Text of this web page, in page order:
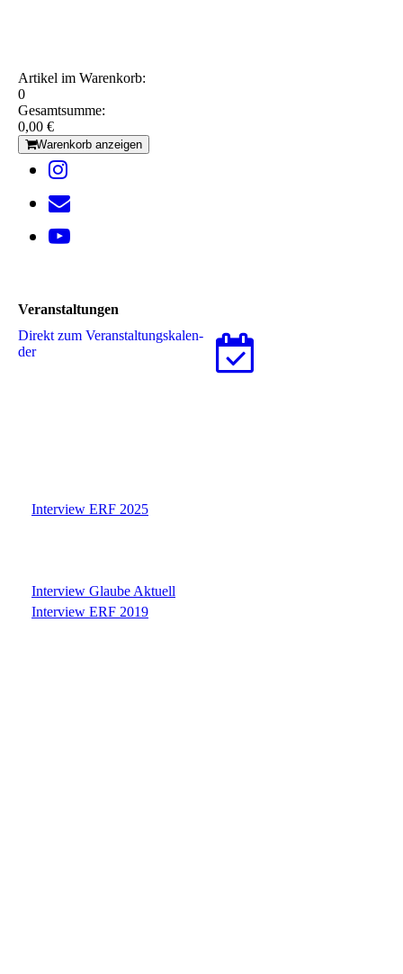
Artikel im Warenkorb:
0
Gesamtsumme:
0,00 €
Warenkorb anzeigen
Veranstaltungen
Direkt zum Ver­an­stal­tungs­ka­len­
der
Interview ERF 2025
Interview Glaube Aktuell
Interview ERF 2019